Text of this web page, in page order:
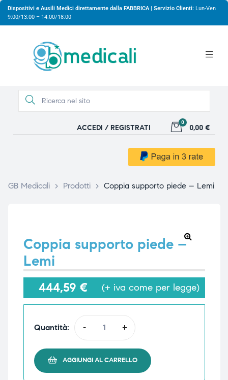
Dispositivi e Ausili Medici direttamente dalla FABBRICA | Servizio Clienti: Lun-Ven
9:00/13:00 – 14:00/18:00
ACCEDI / REGISTRATI
0
0,00 €
GB Medicali > Prodotti > Coppia supporto piede – Lemi
Coppia supporto piede –
Lemi
444,59 € (+ iva come per legge)
Quantità: - +
AGGIUNGI AL CARRELLO